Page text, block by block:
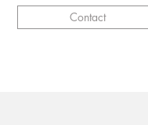
Contact